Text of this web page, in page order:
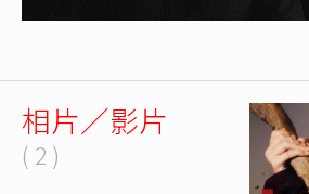
相片／影片
( 2 )